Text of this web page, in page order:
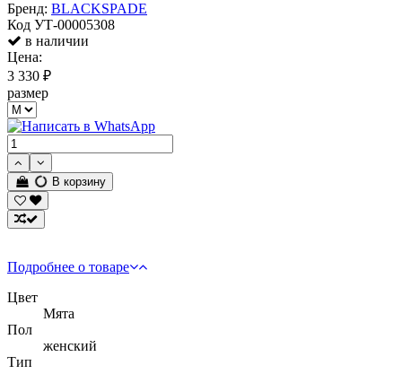
Бренд: BLACKSPADE
Код УТ-00005308
в наличии
Цена:
3 330 ₽
размер
В корзину
Подробнее о товаре
Цвет
Мята
Пол
женский
Тип